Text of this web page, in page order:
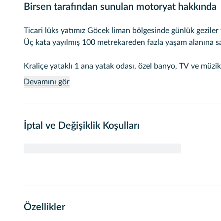
Birsen tarafından sunulan motoryat hakkında
Ticari lüks yatımız Göcek liman bölgesinde günlük
Üç kata yayılmış 100 metrekareden fazla yaşam alanına
Kraliçe yataklı 1 ana yatak odası, özel banyo, TV ve
dönüştürülebilen 2 ikiz kabin olmak üzere 3 kabinimiz
bulaşık makinesi bulunmaktadır. Ayrıca kabinlerde ve
mutfaklarından setlerden günlük olarak seçilecek bir
Devamını gör
İptal ve Değişiklik Koşulları
Özellikler